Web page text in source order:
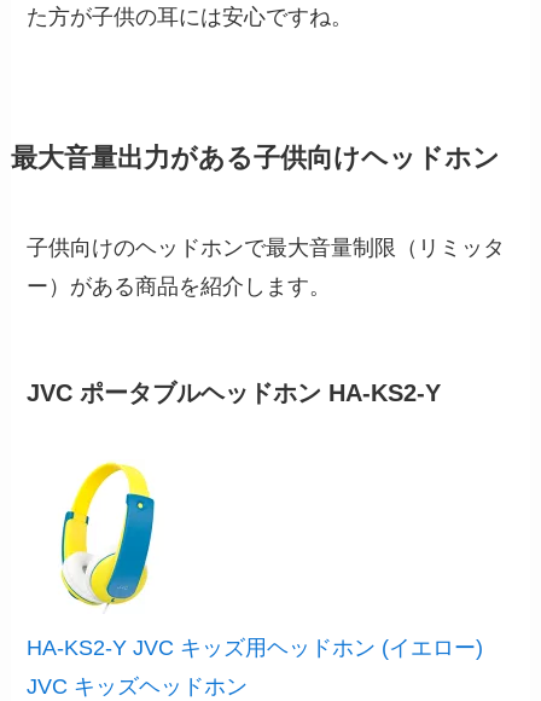
た方が子供の耳には安心ですね。
最大音量出力がある子供向けヘッドホン
子供向けのヘッドホンで最大音量制限（リミッタ
ー）がある商品を紹介します。
JVC ポータブルヘッドホン HA-KS2-Y
HA-KS2-Y JVC キッズ用ヘッドホン (イエロー)
JVC キッズヘッドホン